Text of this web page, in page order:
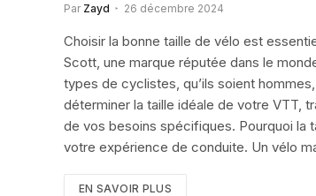
Par Zayd 26 décembre 2024
Choisir la bonne taille de vélo est
Scott, une marque réputée dans le
types de cyclistes, qu’ils soient
déterminer la taille idéale de votre VTT,
de vos besoins spécifiques. Pourquoi la
votre expérience de conduite. Un vélo
EN SAVOIR PLUS